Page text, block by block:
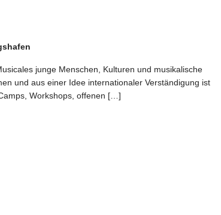
junge Menschen, Kulturen und musikalische
und aus einer Idee internationaler Verständigung ist
Workshops, offenen […]